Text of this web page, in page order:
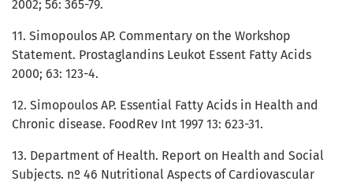
2002; 56: 365-79.
11. Simopoulos AP. Commentary on the Workshop
Statement. Prostaglandins Leukot Essent Fatty Acids
2000; 63: 123-4.
12. Simopoulos AP. Essential Fatty Acids in Health and
Chronic disease. FoodRev Int 1997 13: 623-31.
13. Department of Health. Report on Health and Social
Subjects. nº 46 Nutritional Aspects of Cardiovascular